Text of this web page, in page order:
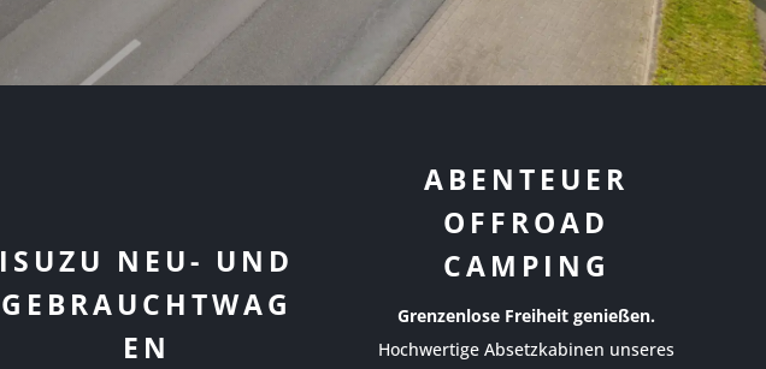
ISUZU NEU- UND
GEBRAUCHTWAG
EN
ABENTEUER
OFFROAD
CAMPING
Grenzenlose Freiheit genießen.
Hochwertige Absetzkabinen unseres